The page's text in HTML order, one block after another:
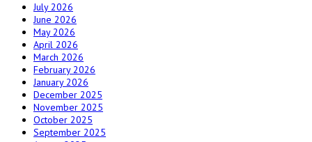
July 2026
June 2026
May 2026
April 2026
March 2026
February 2026
January 2026
December 2025
November 2025
October 2025
September 2025